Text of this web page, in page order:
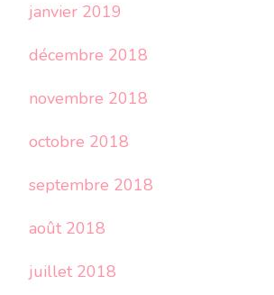
janvier 2019
décembre 2018
novembre 2018
octobre 2018
septembre 2018
août 2018
juillet 2018